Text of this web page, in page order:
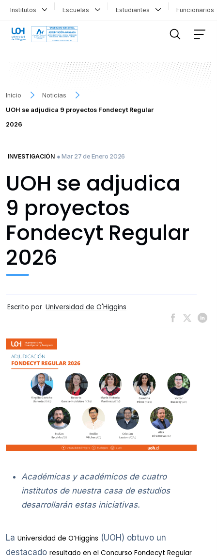
Institutos Escuelas Estudiantes
Inicio
Noticias
UOH se adjudica 9 proyectos Fondecyt Regular
2026
INVESTIGACIÓN ● Mar 27 de Enero 2026
UOH se adjudica
9 proyectos
Fondecyt Regular
2026
Escrito por Universidad de O'Higgins
Académicas y académicos de cuatro
institutos de nuestra casa de estudios
desarrollarán estas iniciativas.
La Universidad de O’Higgins (UOH) obtuvo un
destacado resultado en el Concurso Fondecyt Regular